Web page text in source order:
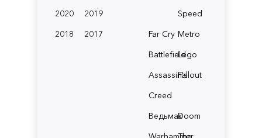
2020
2019
2018
2017
Speed
Far Cry Metro
BattlefieldLego
Assassin's
Creed
Fallout
ВедьмакDoom